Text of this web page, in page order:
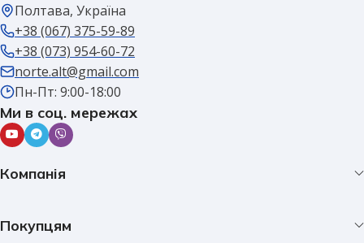
Полтава, Україна
+38 (067) 375-59-89
+38 (073) 954-60-72
norte.alt@gmail.com
Пн-Пт: 9:00-18:00
Ми в соц. мережах
Компанія
Покупцям